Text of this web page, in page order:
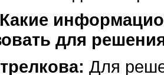
для
Для